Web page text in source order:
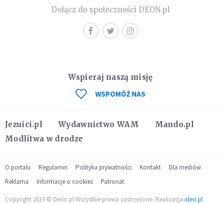
Dołącz do społeczności DEON.pl
Jezuici.pl Wydawnictwo WAM
Mando.pl
Modlitwa w drodze
Wspieraj naszą misję
WSPOMÓŻ NAS
O portalu Regulamin Polityka prywatności Kontakt
Dla mediów
Reklama
Informacje o cookies Patronat
Copyright 2019 © Deon.pl Wszystkie prawa zastrzeżone. Realizacja ideo.pl